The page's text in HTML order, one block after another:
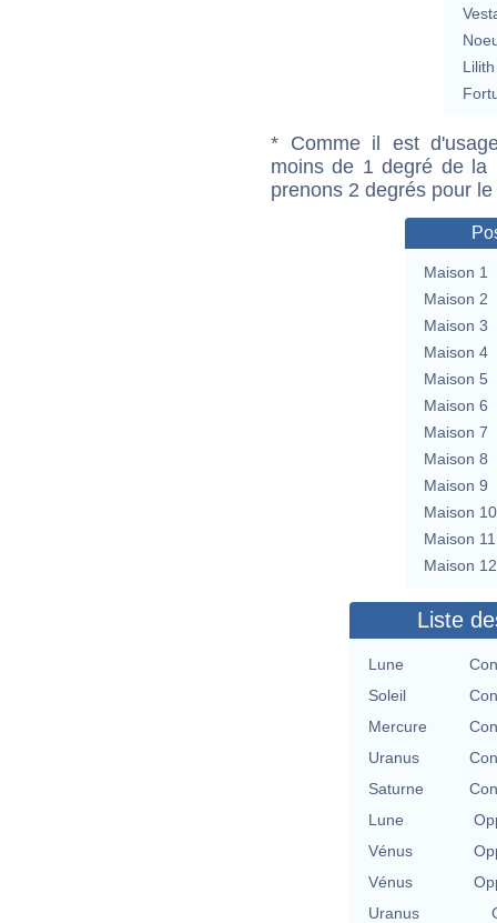
Lilith
* Comme il est
moins de 1 degré de la
prenons 2 degrés pour
Maison 1
Maison 2
Maison 3
Maison 4
Maison 5
Maison 6
Maison 7
Maison 8
Maison 9
Maison 10
Maison 11
Maison 12
Liste
Lune
Soleil
Mercure
Uranus
Saturne
Lune
Vénus
Vénus
Uranus